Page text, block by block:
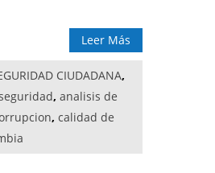
Leer Más
CIUDADANA,
, analisis de
, calidad de